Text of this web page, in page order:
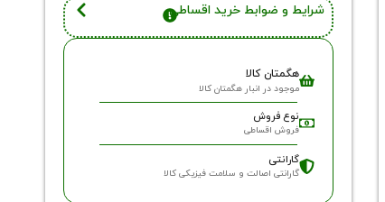
شرایط و ضوابط خرید اقساطی
هگمتان کالا
موجود در انبار هگمتان کالا
نوع فروش
فروش اقساطی
گارانتی
گارانتی اصالت و سلامت فیزیکی کالا